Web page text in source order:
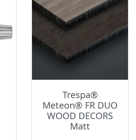
Trespa®
Meteon® FR DUO
WOOD DECORS
Matt